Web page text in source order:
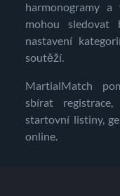
harmonogramy
mohou sledovat
nastavení
soutěží.
MartialMatch
sbírat
startovní listiny,
online.